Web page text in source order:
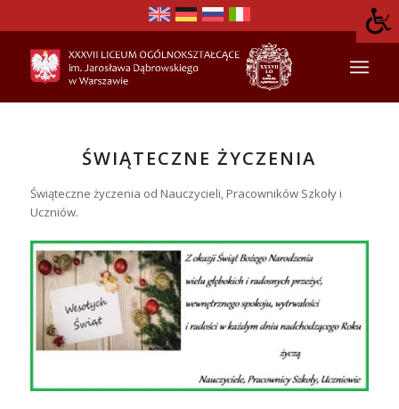
ŚWIĄTECZNE ŻYCZENIA
Świąteczne życzenia od Nauczycieli, Pracowników Szkoły i
Uczniów.